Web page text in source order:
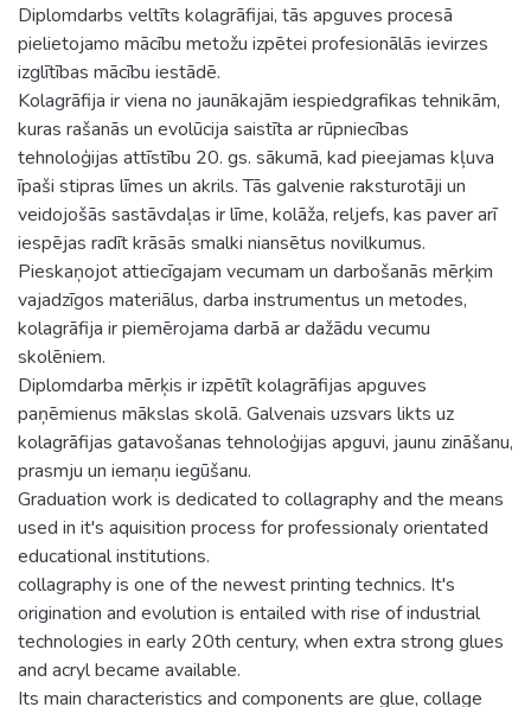
Diplomdarbs veltīts kolagrāfijai, tās apguves procesā
pielietojamo mācību metožu izpētei profesionālās ievirzes
izglītības mācību iestādē.
Kolagrāfija ir viena no jaunākajām iespiedgrafikas tehnikām,
kuras rašanās un evolūcija saistīta ar rūpniecības
tehnoloģijas attīstību 20. gs. sākumā, kad pieejamas kļuva
īpaši stipras līmes un akrils. Tās galvenie raksturotāji un
veidojošās sastāvdaļas ir līme, kolāža, reljefs, kas paver arī
iespējas radīt krāsās smalki niansētus novilkumus.
Pieskaņojot attiecīgajam vecumam un darbošanās mērķim
vajadzīgos materiālus, darba instrumentus un metodes,
kolagrāfija ir piemērojama darbā ar dažādu vecumu
skolēniem.
Diplomdarba mērķis ir izpētīt kolagrāfijas apguves
paņēmienus mākslas skolā. Galvenais uzsvars likts uz
kolagrāfijas gatavošanas tehnoloģijas apguvi, jaunu zināšanu,
prasmju un iemaņu iegūšanu.
Graduation work is dedicated to collagraphy and the means
used in it's aquisition process for professionaly orientated
educational institutions.
collagraphy is one of the newest printing technics. It's
origination and evolution is entailed with rise of industrial
technologies in early 20th century, when extra strong glues
and acryl became available.
Its main characteristics and components are glue, collage